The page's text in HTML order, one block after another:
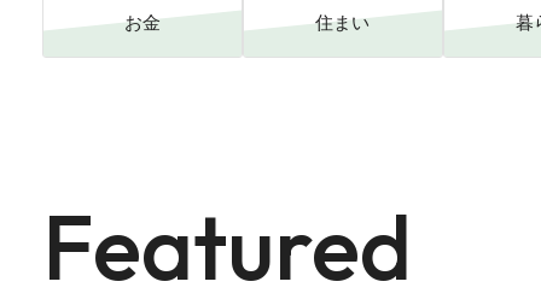
お金 住まい 暮
Featured